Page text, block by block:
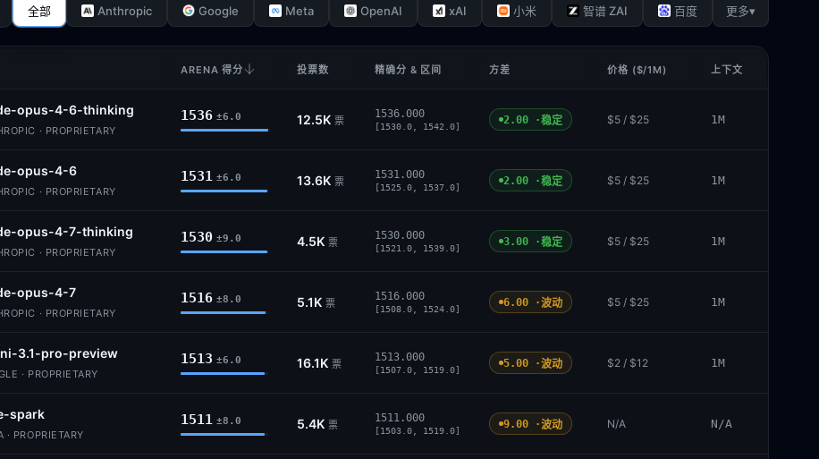
全部 Anthropic Google Meta OpenAI xAI 小米 智谱 ZAI 百度 更多▾
ARENA 得分 投票数 精确分 & 区间 方差 价格 ($/1M) 上下文
opus-4-6-thinking
· PROPRIETARY
1536 ±6.0 12.5K 票
1536.000
[1530.0, 1542.0]
2.00 ·稳定 $5 / $25 1M
opus-4-6
· PROPRIETARY
1531 ±6.0 13.6K 票
1531.000
[1525.0, 1537.0]
2.00 ·稳定 $5 / $25 1M
opus-4-7-thinking
· PROPRIETARY
1530 ±9.0 4.5K 票
1530.000
[1521.0, 1539.0]
3.00 ·稳定 $5 / $25 1M
opus-4-7
· PROPRIETARY
1516 ±8.0 5.1K 票
1516.000
[1508.0, 1524.0]
6.00 ·波动 $5 / $25 1M
3.1-pro-preview
· PROPRIETARY
1513 ±6.0 16.1K 票
1513.000
[1507.0, 1519.0]
5.00 ·波动 $2 / $12 1M
spark
· PROPRIETARY
1511 ±8.0 5.4K 票
1511.000
[1503.0, 1519.0]
9.00 ·波动 N/A N/A